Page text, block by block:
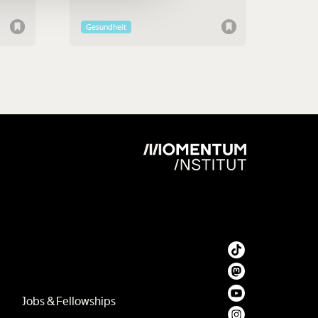
Gesundheit
Jobs & Fellowships